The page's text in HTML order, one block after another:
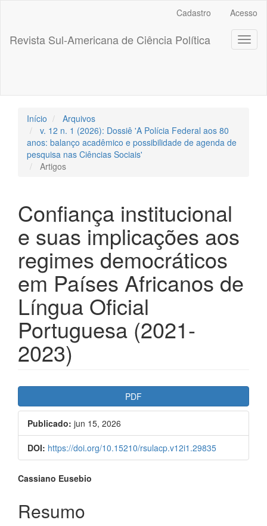
##plugins.themes.bootstrap3.accessible_menu.main_content##
##plugins.themes.bootstrap3.accessible_menu.sidebar##
Cadastro Acesso
Revista Sul-Americana de Ciência Política
Início
Arquivos
v. 12 n. 1 (2026): Dossiê 'A Polícia Federal aos 80
anos: balanço acadêmico e possibilidade de agenda de
pesquisa nas Ciências Sociais'
Artigos
Confiança institucional
e suas implicações aos
regimes democráticos
em Países Africanos de
Língua Oficial
Portuguesa (2021-
2023)
PDF
Publicado: jun 15, 2026
DOI: https://doi.org/10.15210/rsulacp.v12i1.29835
Cassiano Eusebio
Resumo